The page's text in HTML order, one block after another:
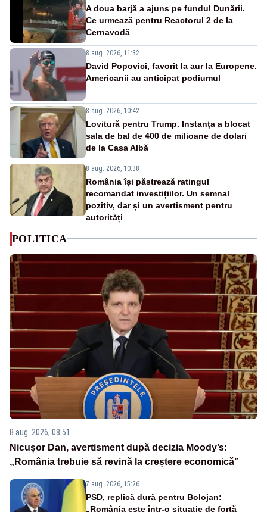
A doua barjă a ajuns pe fundul Dunării.
Ce urmează pentru Reactorul 2 de la
Cernavodă
8 aug. 2026, 11:32
David Popovici, favorit la aur la Europene.
Americanii au anticipat podiumul
8 aug. 2026, 10:42
Lovitură pentru Trump. Instanța a blocat
sala de bal de 400 de milioane de dolari
de la Casa Albă
8 aug. 2026, 10:38
România își păstrează ratingul
recomandat investițiilor. Un semnal
pozitiv, dar și un avertisment pentru
autorități
POLITICA
8 aug. 2026, 08:51
Nicușor Dan, avertisment după decizia Moody’s:
„România trebuie să revină la creștere economică”
7 aug. 2026, 15:26
PSD, replică dură pentru Bolojan:
„România este într-o situație de forță